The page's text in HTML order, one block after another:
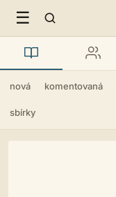
☰
nová komentovaná
sbírky